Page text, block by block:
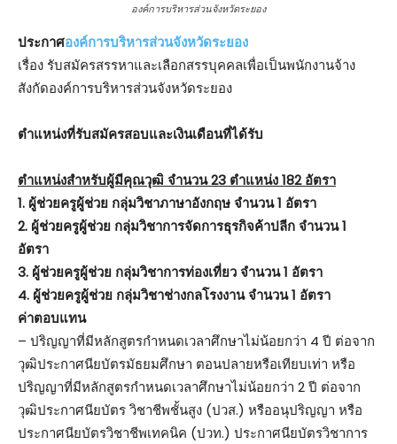
องค์การบริหารส่วนจังหวัดระยอง
ประกาศองค์การบริหารส่วนจังหวัดระยอง
เรื่อง รับสมัครสรรหาและเลือกสรรบุคคลเพื่อเป็นพนักงานจ้าง
สังกัดองค์การบริหารส่วนจังหวัดระยอง
ตําแหน่งที่รับสมัครสอบและเงินเดือนที่ได้รับ
ตำแหน่งสำหรับผู้มีคุณวุฒิ จำนวน 23 ตำแหน่ง 182 อัตรา
1. ผู้ช่วยครูผู้ช่วย กลุ่มวิชาภาษาอังกฤษ จำนวน 1 อัตรา
2. ผู้ช่วยครูผู้ช่วย กลุ่มวิชาการจัดการธุรกิจค้าปลีก จำนวน 1
อัตรา
3. ผู้ช่วยครูผู้ช่วย กลุ่มวิชาการท่องเที่ยว จำนวน 1 อัตรา
4. ผู้ช่วยครูผู้ช่วย กลุ่มวิชาช่างกลโรงงาน จำนวน 1 อัตรา
ค่าตอบแทน
– ปริญญาที่มีหลักสูตรกำหนดเวลาศึกษาไม่น้อยกว่า 4 ปี ต่อจาก
วุฒิประกาศนียบัตรมัธยมศึกษา ตอนปลายหรือเทียบเท่า หรือ
ปริญญาที่มีหลักสูตรกำหนดเวลาศึกษาไม่น้อยกว่า 2 ปี ต่อจาก
วุฒิประกาศนียบัตร วิชาชีพชั้นสูง (ปวส.) หรืออนุปริญญา หรือ
ประกาศนียบัตรวิชาชีพเทคนิค (ปวท.) ประกาศนียบัตรวิชาการ